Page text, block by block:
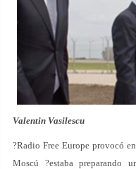
Valentin Vasilescu
?Radio Free Europe provocó
Moscú ?estaba preparando